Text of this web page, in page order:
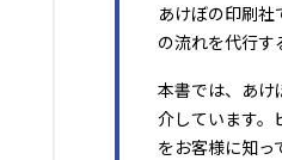
あけぼの印刷
の流れを代行す
本書では、あけ
介しています。
をお客様に知っ